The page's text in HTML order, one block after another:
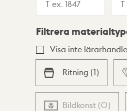
Lista Karta
Filtrera
Visa inte
Ritning (1)
Bildkonst (0)